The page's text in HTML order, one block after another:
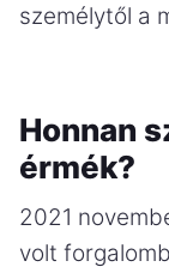
személytől a
Honnan
érmék?
2021
volt